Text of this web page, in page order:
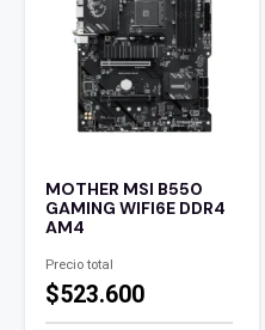
MOTHER MSI B550
GAMING WIFI6E DDR4
AM4
Precio total
$523.600